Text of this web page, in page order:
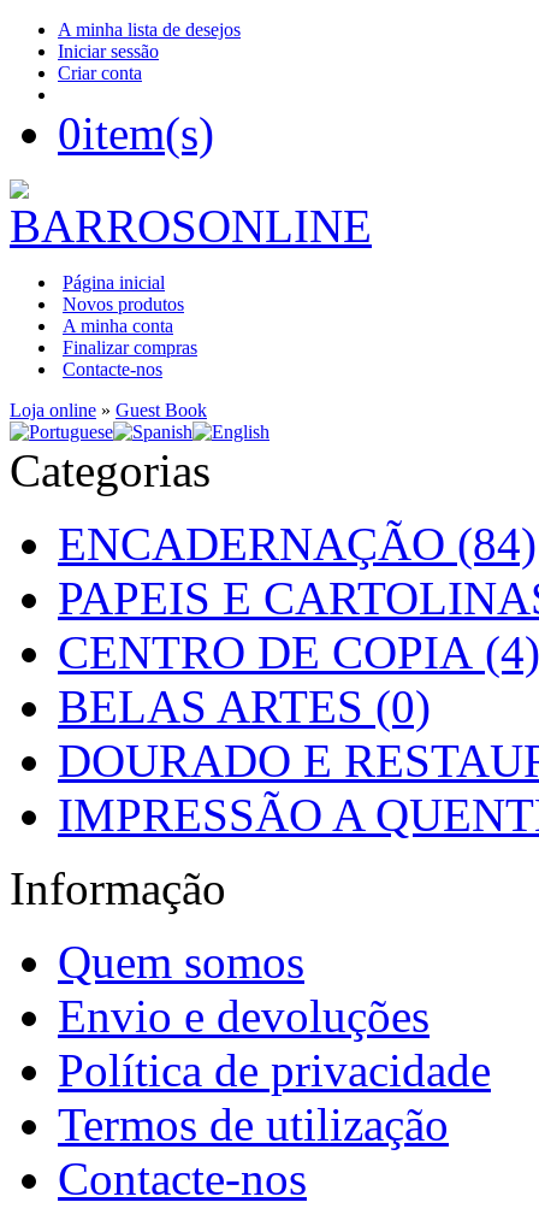
A minha lista de desejos
Iniciar sessão
Criar conta
0item(s)
Página inicial
Novos produtos
A minha conta
Finalizar compras
Contacte-nos
Loja online » Guest Book
Categorias
ENCADERNAÇÃO (84)
PAPEIS E
CENTRO DE COPIA (4)
BELAS ARTES (0)
DOURADO E
IMPRESSÃO A
Informação
Quem somos
Envio e devoluções
Política de privacidade
Termos de utilização
Contacte-nos